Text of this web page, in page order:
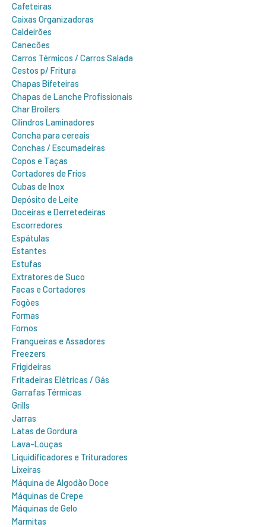
Cafeteiras
Caixas Organizadoras
Caldeirões
Canecões
Carros Térmicos / Carros Salada
Cestos p/ Fritura
Chapas Bifeteiras
Chapas de Lanche Profissionais
Char Broilers
Cilindros Laminadores
Concha para cereais
Conchas / Escumadeiras
Copos e Taças
Cortadores de Frios
Cubas de Inox
Depósito de Leite
Doceiras e Derretedeiras
Escorredores
Espátulas
Estantes
Estufas
Extratores de Suco
Facas e Cortadores
Fogões
Formas
Fornos
Frangueiras e Assadores
Freezers
Frigideiras
Fritadeiras Elétricas / Gás
Garrafas Térmicas
Grills
Jarras
Latas de Gordura
Lava-Louças
Liquidificadores e Trituradores
Lixeiras
Máquina de Algodão Doce
Máquinas de Crepe
Máquinas de Gelo
Marmitas